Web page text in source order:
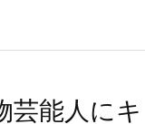
芸能人にキ